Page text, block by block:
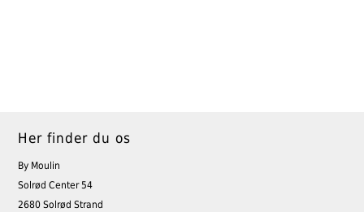
Her finder du os
By Moulin
Solrød Center 54
2680 Solrød Strand